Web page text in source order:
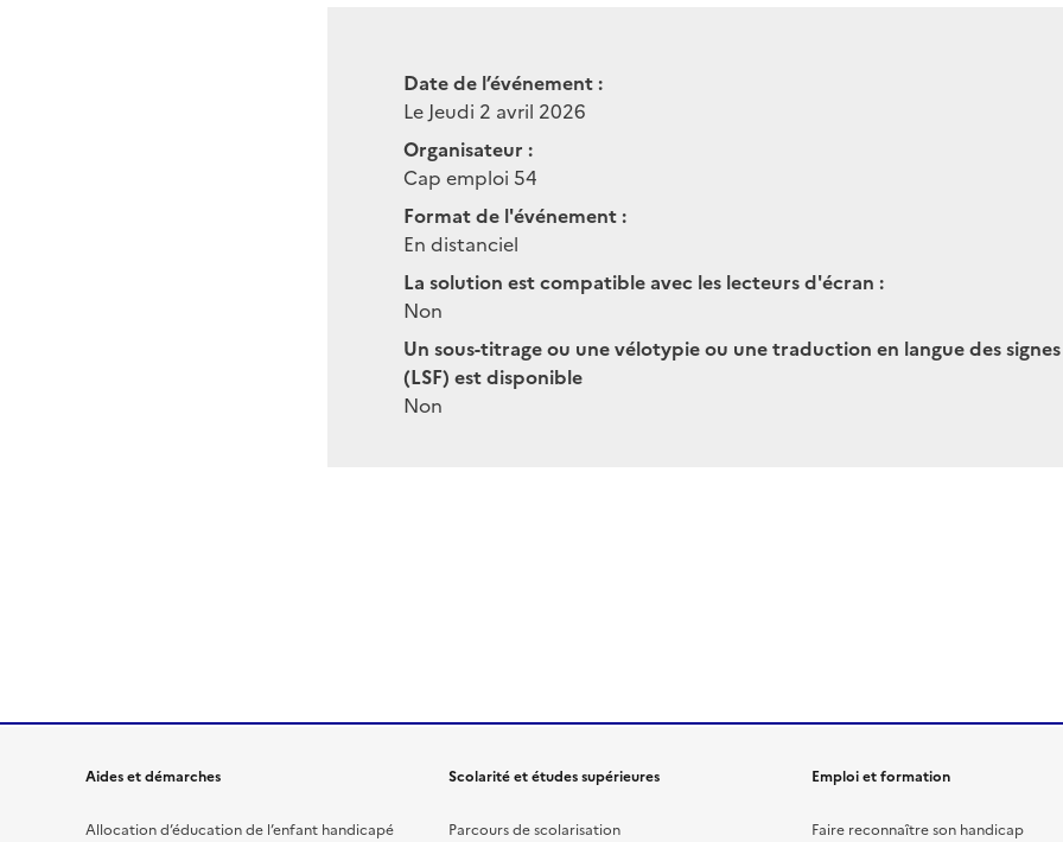
Date de l’événement :
Le Jeudi 2 avril 2026
Organisateur :
Cap emploi 54
Format de l'événement :
En distanciel
La solution est compatible avec les lecteurs d'écran :
Non
Un sous-titrage ou une vélotypie ou une traduction en langue des
(LSF) est disponible
Non
Aides et démarches
Allocation d’éducation de l’enfant handicapé
Scolarité et études supérieures
Parcours de scolarisation
Emploi et formation
Faire reconnaître son handicap